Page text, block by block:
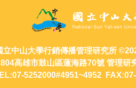
理研究所
海路70號 管
FAX:07-